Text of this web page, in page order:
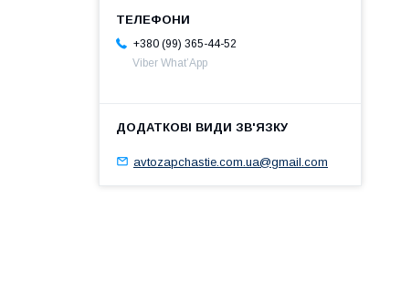
+380 (99) 365-44-52
Viber What’App
avtozapchastie.com.ua@gmail.com